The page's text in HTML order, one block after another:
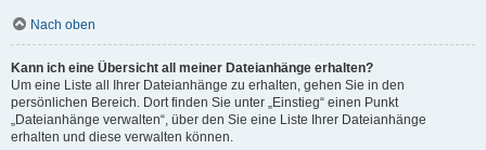
Nach oben
Kann ich eine Übersicht all meiner Dateianhänge erhalten?
Um eine Liste all Ihrer Dateianhänge zu erhalten, gehen Sie in den
persönlichen Bereich. Dort finden Sie unter „Einstieg“ einen Punkt
„Dateianhänge verwalten“, über den Sie eine Liste Ihrer Dateianhänge
erhalten und diese verwalten können.